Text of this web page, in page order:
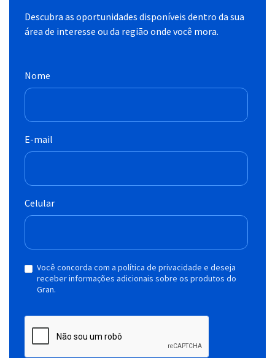
Descubra as oportunidades disponíveis dentro da sua
área de interesse ou da região onde você mora.
Nome
E-mail
Celular
Você concorda com a política de privacidade e deseja
receber informações adicionais sobre os produtos do
Gran.